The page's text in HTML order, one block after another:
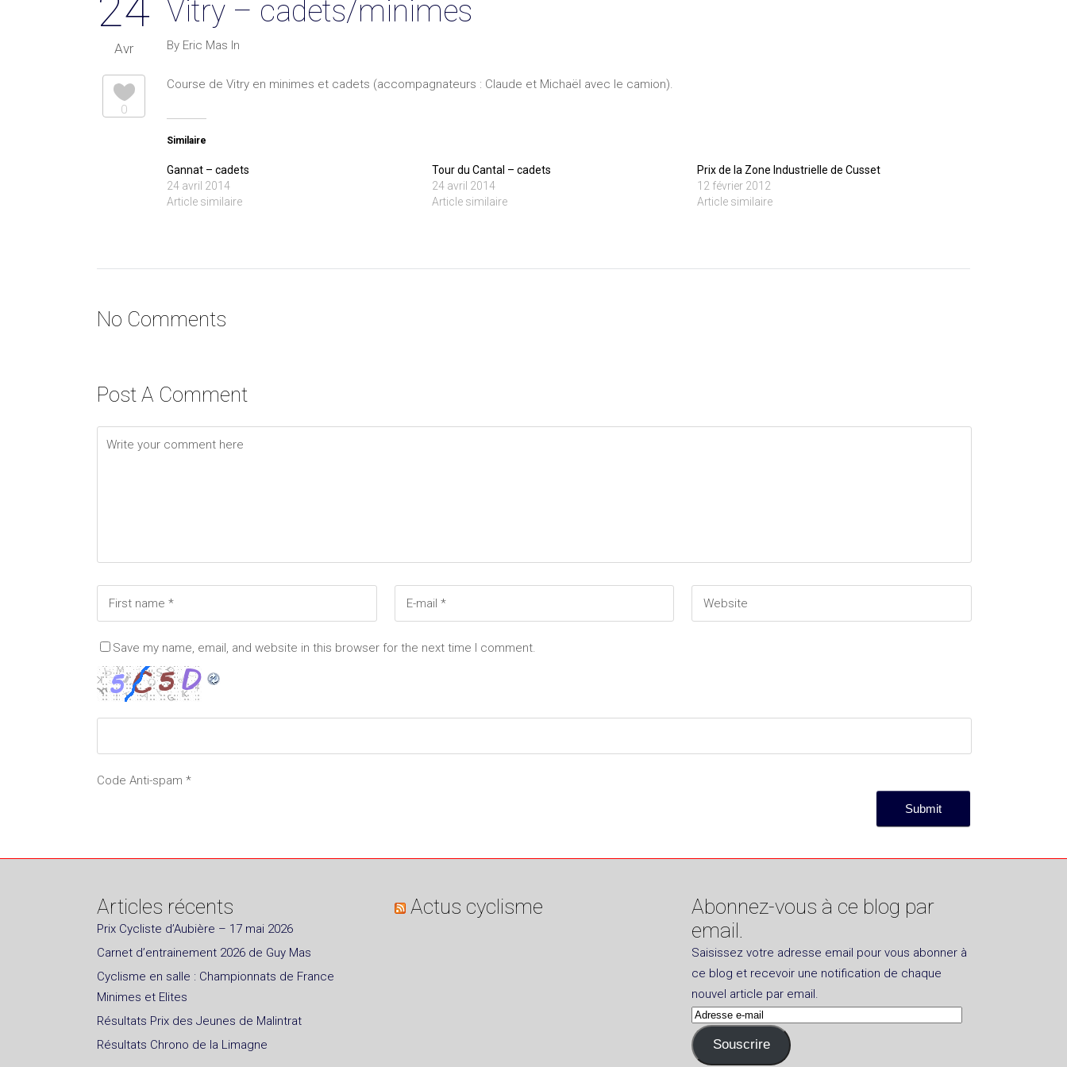
Avr
0
Vitry – cadets/minimes
By Eric Mas In
Course de Vitry en minimes et cadets (accompagnateurs : Claude et Michaël avec le camion).
Similaire
Gannat – cadets
24 avril 2014
Article similaire
Tour du Cantal – cadets
24 avril 2014
Article similaire
Prix de la Zone Industrielle de Cusset
12 février 2012
Article similaire
No Comments
Post A Comment
Save my name, email, and website in this browser for the next time I comment.
Code Anti-spam *
Articles récents
Prix Cycliste d’Aubière – 17 mai 2026
Carnet d’entrainement 2026 de Guy Mas
Cyclisme en salle : Championnats de France
Minimes et Elites
Résultats Prix des Jeunes de Malintrat
Résultats Chrono de la Limagne
Actus cyclisme
Abonnez-vous à ce blog par
email.
Saisissez votre adresse email pour vous abonner à
ce blog et recevoir une notification de chaque
nouvel article par email.
Adresse
e-
mail
Souscrire